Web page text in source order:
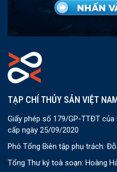
TẠP CHÍ THỦY SẢN VIỆT
Giấy phép số 179/GP-TTĐT
cấp ngày 25/09/2020
Phó Tổng Biên tập phụ trách:
Tổng Thư ký toà soạn: Hoàng